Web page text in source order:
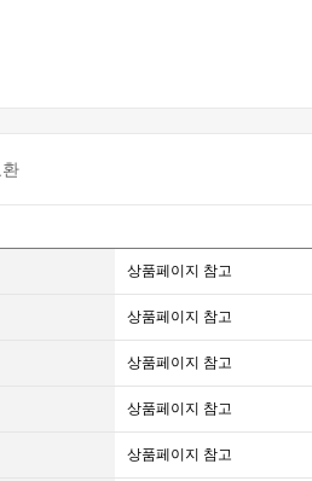
상품페이지 참고
상품페이지 참고
상품페이지 참고
상품페이지 참고
상품페이지 참고